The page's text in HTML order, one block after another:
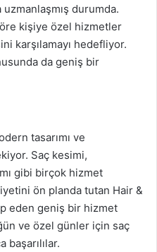
uzmanlaşmış durumda.
kişiye özel hizmetler
karşılamayı hedefliyor.
da geniş bir
tasarımı ve
Saç kesimi,
gibi birçok hizmet
ön planda tutan Hair &
eden geniş bir hizmet
ve özel günler için saç
başarılılar.